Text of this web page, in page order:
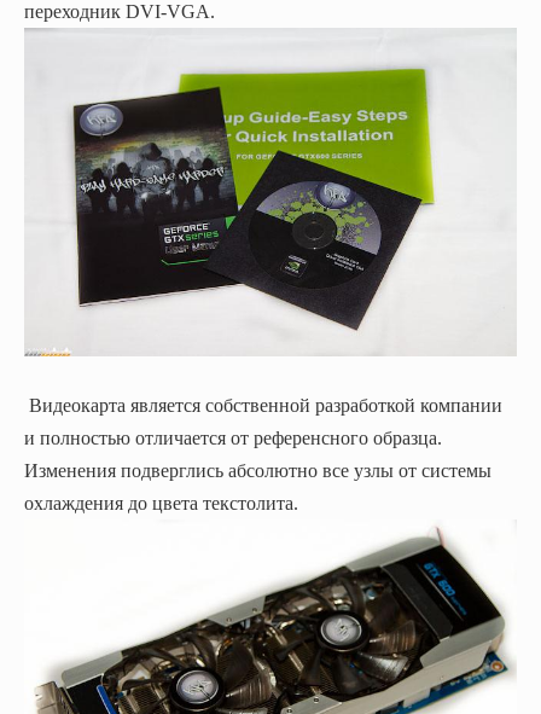
переходник DVI-VGA.
Видеокарта является собственной разработкой компании
и полностью отличается от референсного образца.
Изменения подверглись абсолютно все узлы от системы
охлаждения до цвета текстолита.